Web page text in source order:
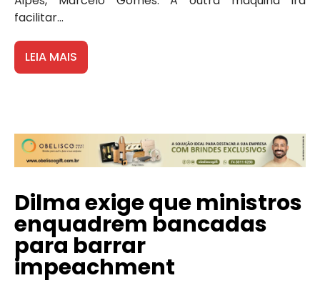
facilitar...
LEIA MAIS
Dilma exige que ministros
enquadrem bancadas
para barrar
impeachment